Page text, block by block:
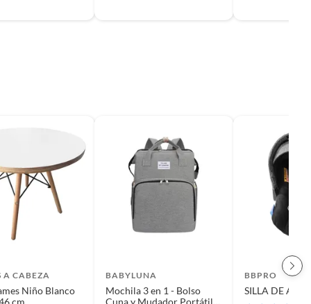
A CABEZA
Niño Blanco
cm
BABYLUNA
Mochila 3 en 1 - Bolso
Cuna y Mudador Portátil
BBPRO
SILLA DE